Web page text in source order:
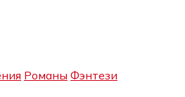
Романы Фэнтези